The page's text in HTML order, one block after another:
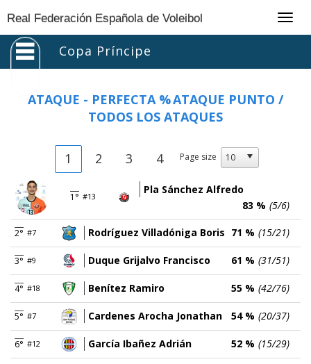
Real Federación Española de Voleibol
Copa Príncipe
ATAQUE - PERFECTA %ATAQUE PUNTO /
TODOS LOS ATAQUES
1 2 3 4 Page size
1° #13
Pla Sánchez Alfredo
83 % (5/6)
2° #7 Rodríguez Villadóniga Boris 71 % (15/21)
3° #9 Duque Grijalvo Francisco 61 % (31/51)
4° #18 Benítez Ramiro 55 % (42/76)
5° #7 Cardenes Arocha Jonathan 54 % (20/37)
6° #12 García Ibañez Adrián 52 % (15/29)